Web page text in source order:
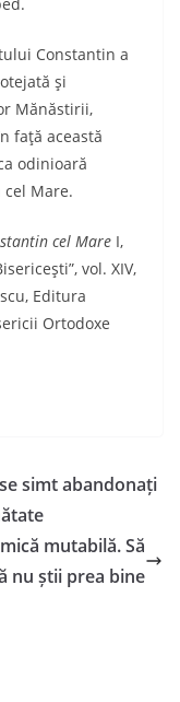
Constantin a
şi
Mănăstirii,
faţă această
odinioară
Mare.
cel Mare I,
vol. XIV,
Editura
Ortodoxe
simt abandonați
mutabilă. Să
nu știi prea bine